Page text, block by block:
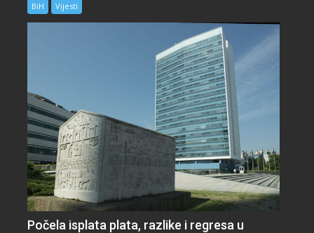
BiH Vijesti
Počela isplata plata, razlike i regresa u